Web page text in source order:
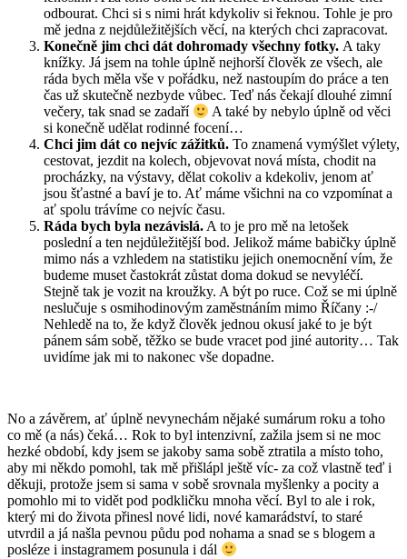
odbourat. Chci si s nimi hrát kdykoliv si řeknou. Tohle je pro
mě jedna z nejdůležitějších věcí, na kterých chci zapracovat.
Konečně jim chci dát dohromady všechny fotky. A taky
knížky. Já jsem na tohle úplně nejhorší člověk ze všech, ale
ráda bych měla vše v pořádku, než nastoupím do práce a ten
čas už skutečně nezbyde vůbec. Teď nás čekají dlouhé zimní
večery, tak snad se zadaří
A také by nebylo úplně od věci
si konečně udělat rodinné focení…
Chci jim dát co nejvíc zážitků. To znamená vymýšlet výlety,
cestovat, jezdit na kolech, objevovat nová místa, chodit na
procházky, na výstavy, dělat cokoliv a kdekoliv, jenom ať
jsou šťastné a baví je to. Ať máme všichni na co vzpomínat a
ať spolu trávíme co nejvíc času.
Ráda bych byla nezávislá. A to je pro mě na letošek
poslední a ten nejdůležitější bod. Jelikož máme babičky úplně
mimo nás a vzhledem na statistiku jejich onemocnění vím, že
budeme muset častokrát zůstat doma dokud se nevyléčí.
Stejně tak je vozit na kroužky. A být po ruce. Což se mi úplně
neslučuje s osmihodinovým zaměstnáním mimo Říčany :-/
Nehledě na to, že když člověk jednou okusí jaké to je být
pánem sám sobě, těžko se bude vracet pod jiné autority… Tak
uvidíme jak mi to nakonec vše dopadne.
No a závěrem, ať úplně nevynechám nějaké sumárum roku a toho
co mě (a nás) čeká… Rok to byl intenzivní, zažila jsem si ne moc
hezké období, kdy jsem se jakoby sama sobě ztratila a místo toho,
aby mi někdo pomohl, tak mě přišlápl ještě víc- za což vlastně teď i
děkuji, protože jsem si sama v sobě srovnala myšlenky a pocity a
pomohlo mi to vidět pod podkličku mnoha věcí. Byl to ale i rok,
který mi do života přinesl nové lidi, nové kamarádství, to staré
utvrdil a já našla pevnou půdu pod nohama a snad se s blogem a
posléze i instagramem posunula i dál